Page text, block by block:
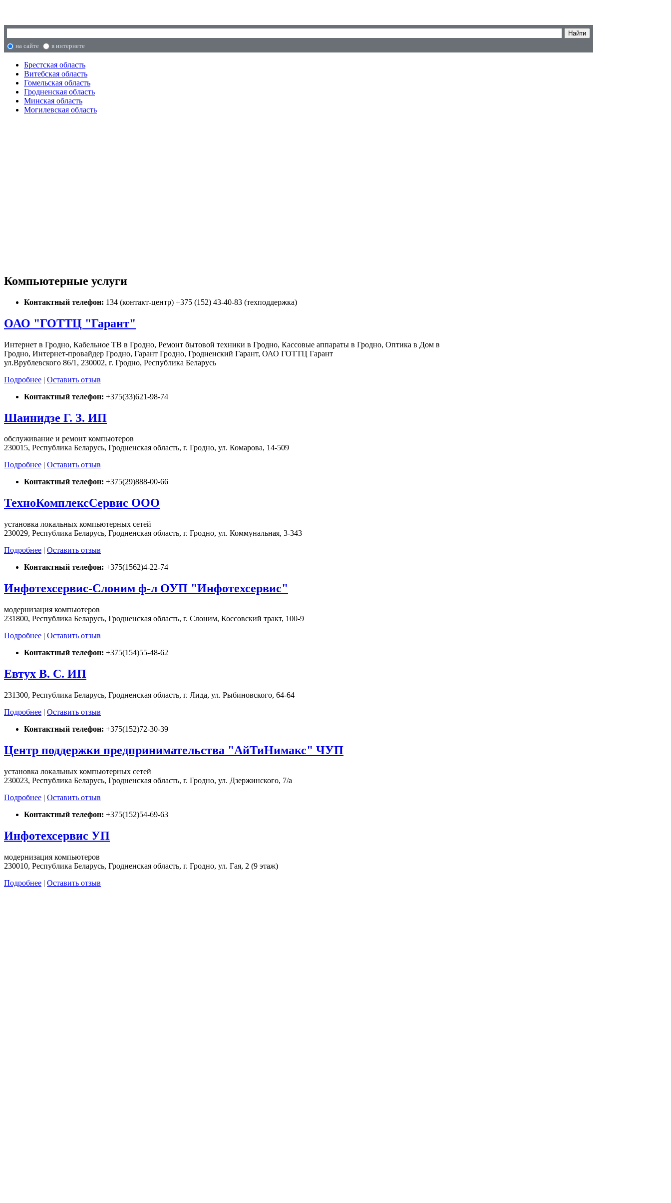
на сайте в интернете
Брестская область
Витебская область
Гомельская область
Гродненская область
Минская область
Могилевская область
Компьютерные услуги
Контактный телефон: 134 (контакт-центр) +375 (152) 43-40-83 (техподдержка)
ОАО "ГОТТЦ "Гарант"
Интернет в Гродно, Кабельное ТВ в Гродно, Ремонт бытовой техники в Гродно, Кассовые аппараты в Гродно, Оптика в Дом в
Гродно, Интернет-провайдер Гродно, Гарант Гродно, Гродненский Гарант, ОАО ГОТТЦ Гарант
ул.Врублевского 86/1, 230002, г. Гродно, Республика Беларусь
Подробнее | Оставить отзыв
Контактный телефон: +375(33)621-98-74
Шаинидзе Г. З. ИП
обслуживание и ремонт компьютеров
230015, Республика Беларусь, Гродненская область, г. Гродно, ул. Комарова, 14-509
Подробнее | Оставить отзыв
Контактный телефон: +375(29)888-00-66
ТехноКомплексСервис ООО
установка локальных компьютерных сетей
230029, Республика Беларусь, Гродненская область, г. Гродно, ул. Коммунальная, 3-343
Подробнее | Оставить отзыв
Контактный телефон: +375(1562)4-22-74
Инфотехсервис-Слоним ф-л ОУП "Инфотехсервис"
модернизация компьютеров
231800, Республика Беларусь, Гродненская область, г. Слоним, Коссовский тракт, 100-9
Подробнее | Оставить отзыв
Контактный телефон: +375(154)55-48-62
Евтух В. С. ИП
231300, Республика Беларусь, Гродненская область, г. Лида, ул. Рыбиновского, 64-64
Подробнее | Оставить отзыв
Контактный телефон: +375(152)72-30-39
Центр поддержки предпринимательства "АйТиНимакс" ЧУП
установка локальных компьютерных сетей
230023, Республика Беларусь, Гродненская область, г. Гродно, ул. Дзержинского, 7/а
Подробнее | Оставить отзыв
Контактный телефон: +375(152)54-69-63
Инфотехсервис УП
модернизация компьютеров
230010, Республика Беларусь, Гродненская область, г. Гродно, ул. Гая, 2 (9 этаж)
Подробнее | Оставить отзыв